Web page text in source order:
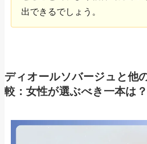
出できるでしょう。
ディオールソバージュと他
較：女性が選ぶべき一本は？